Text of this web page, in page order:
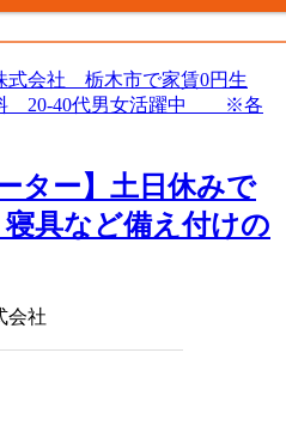
ター】土日休みで
具など備え付けの
会社